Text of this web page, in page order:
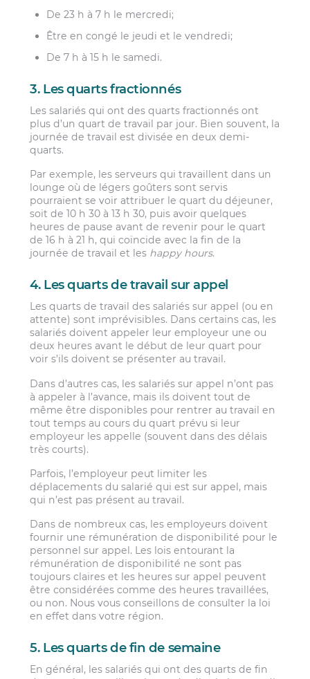
De 23 h à 7 h le mercredi;
Être en congé le jeudi et le vendredi;
De 7 h à 15 h le samedi.
3. Les quarts fractionnés
Les salariés qui ont des quarts fractionnés ont
plus d’un quart de travail par jour. Bien souvent, la
journée de travail est divisée en deux demi-
quarts.
Par exemple, les serveurs qui travaillent dans un
lounge où de légers goûters sont servis
pourraient se voir attribuer le quart du déjeuner,
soit de 10 h 30 à 13 h 30, puis avoir quelques
heures de pause avant de revenir pour le quart
de 16 h à 21 h, qui coïncide avec la fin de la
journée de travail et les happy hours.
4. Les quarts de travail sur appel
Les quarts de travail des salariés sur appel (ou en
attente) sont imprévisibles. Dans certains cas, les
salariés doivent appeler leur employeur une ou
deux heures avant le début de leur quart pour
voir s’ils doivent se présenter au travail.
Dans d’autres cas, les salariés sur appel n’ont pas
à appeler à l’avance, mais ils doivent tout de
même être disponibles pour rentrer au travail en
tout temps au cours du quart prévu si leur
employeur les appelle (souvent dans des délais
très courts).
Parfois, l’employeur peut limiter les
déplacements du salarié qui est sur appel, mais
qui n’est pas présent au travail.
Dans de nombreux cas, les employeurs doivent
fournir une rémunération de disponibilité pour le
personnel sur appel. Les lois entourant la
rémunération de disponibilité ne sont pas
toujours claires et les heures sur appel peuvent
être considérées comme des heures travaillées,
ou non. Nous vous conseillons de consulter la loi
en effet dans votre région.
5. Les quarts de fin de semaine
En général, les salariés qui ont des quarts de fin